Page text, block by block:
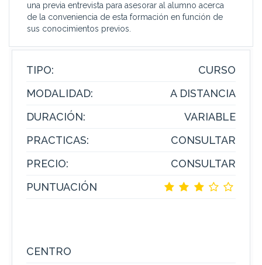
una previa entrevista para asesorar al alumno acerca
de la conveniencia de esta formación en función de
sus conocimientos previos.
TIPO:
CURSO
MODALIDAD:
A DISTANCIA
DURACIÓN:
VARIABLE
PRACTICAS:
CONSULTAR
PRECIO:
CONSULTAR
PUNTUACIÓN
CENTRO